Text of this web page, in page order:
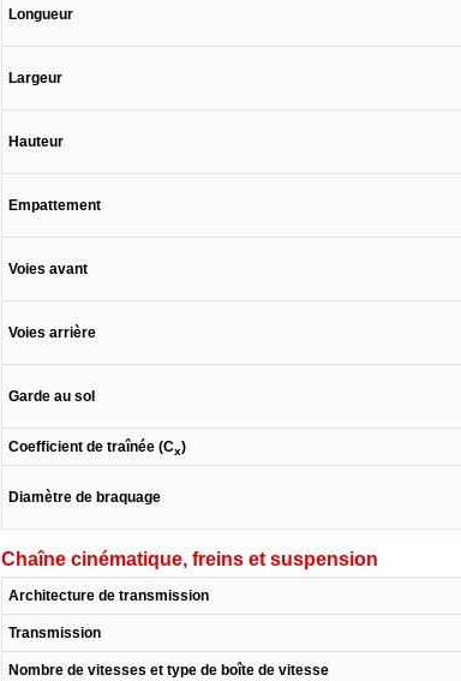
Longueur
Largeur
Hauteur
Empattement
Voies avant
Voies arrière
Garde au sol
Coefficient de traînée (Cx)
Diamètre de braquage
Chaîne cinématique, freins et suspension
Architecture de transmission
Transmission
Nombre de vitesses et type de boîte de vitesse